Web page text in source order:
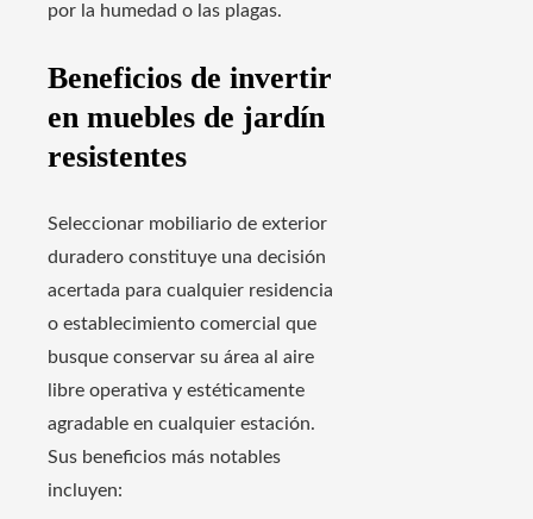
por la humedad o las plagas.
Beneficios de invertir
en muebles de jardín
resistentes
Seleccionar mobiliario de exterior
duradero constituye una decisión
acertada para cualquier residencia
o establecimiento comercial que
busque conservar su área al aire
libre operativa y estéticamente
agradable en cualquier estación.
Sus beneficios más notables
incluyen: